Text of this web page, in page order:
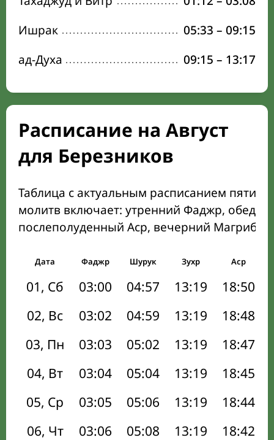
Ишрак
05:33 – 09:15
ад-Духа
09:15 – 13:17
Расписание на Август
для Березников
Таблица с актуальным расписанием пяти
молитв включает: утренний Фаджр,
послеполуденный Аср, вечерний Магриб
Дата Фаджр Шурук Зухр Аср
01, Сб 03:00 04:57 13:19 18:50
02, Вс
03:02 04:59 13:19 18:48
03, Пн
03:03 05:02 13:19 18:47
04, Вт
03:04 05:04 13:19 18:45
05, Ср
03:05 05:06 13:19 18:44
06, Чт
03:06 05:08 13:19 18:42